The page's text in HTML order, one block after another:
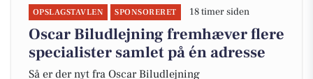
OPSLAGSTAVLEN SPONSORERET 18 timer siden
Oscar Biludlejning fremhæver flere
specialister samlet på én adresse
Så er der nyt fra Oscar Biludlejning